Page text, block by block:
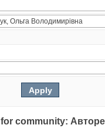
community: